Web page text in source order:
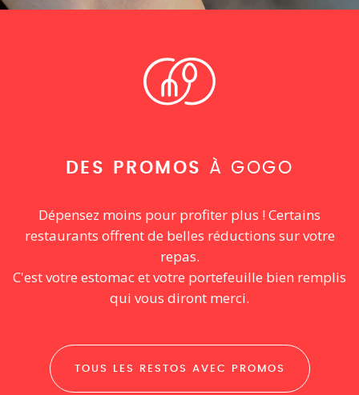
DES PROMOS À GOGO
Dépensez moins pour profiter plus ! Certains
restaurants offrent de belles réductions sur votre
repas.
C'est votre estomac et votre portefeuille bien remplis
qui vous diront merci.
TOUS LES RESTOS AVEC PROMOS